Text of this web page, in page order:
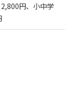
円、小中学